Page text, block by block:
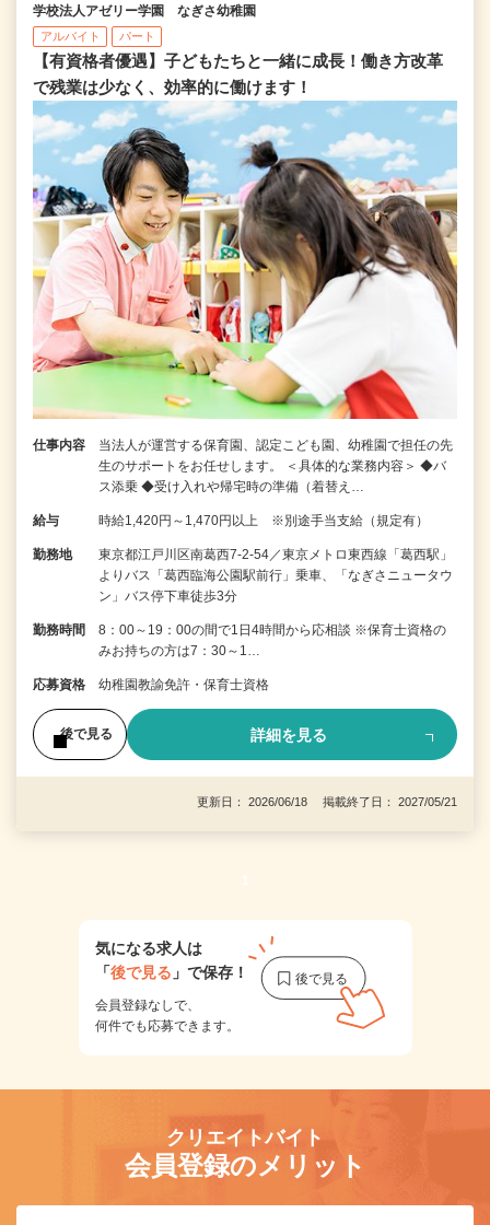
学校法人アゼリー学園 なぎさ幼稚園
アルバイト パート
【有資格者優遇】子どもたちと一緒に成長！働き方改革
で残業は少なく、効率的に働けます！
仕事内容
当法人が運営する保育園、認定こども園、幼稚園で担任の先
生のサポートをお任せします。 ＜具体的な業務内容＞ ◆バ
ス添乗 ◆受け入れや帰宅時の準備（着替え…
給与 時給1,420円～1,470円以上 ※別途手当支給（規定有）
勤務地
東京都江戸川区南葛西7-2-54／東京メトロ東西線「葛西駅」
よりバス「葛西臨海公園駅前行」乗車、「なぎさニュータウ
ン」バス停下車徒歩3分
勤務時間
8：00～19：00の間で1日4時間から応相談 ※保育士資格の
みお持ちの方は7：30～1…
応募資格 幼稚園教諭免許・保育士資格
後で見る 詳細を見る
更新日： 2026/06/18 掲載終了日： 2027/05/21
1
気になる求人は
「後で見る 」で保存！
会員登録なしで、
何件でも応募できます。
クリエイトバイト
会員登録のメリット